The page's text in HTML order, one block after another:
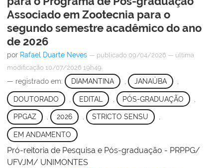
Associado em Zootecnia para o
segundo semestre acadêmico do ano
de 2026
por Rafael Duarte Neves — publicado 09/04/2026 — última
modificação 10/07/2026 19h49
— registrado em: DIAMANTINA JANAÚBA
DOUTORADO EDITAL PÓS-GRADUAÇÃO
PPGAZ , 2026 , STRICTO SENSU ,
EM ANDAMENTO
Pró-reitoria de Pesquisa e Pós-graduação - PRPPG/
UFVJM/ UNIMONTES